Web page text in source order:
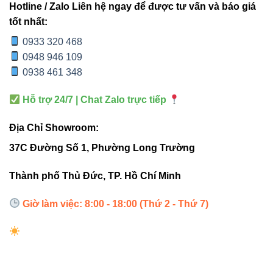
gọn – chính xác
đúng vị trí.
Kiểm tra lại bằng tay để đảm bảo không bị lỏng.
Mẹo kỹ thuật: Khi lắp đặt đèn rọi ray nam châm, hãy
ưu!
Hotline / Zalo Liên hệ ngay để được tư vấn và báo giá
tốt nhất:
0933 320 468
0948 946 109
0938 461 348
Hỗ trợ 24/7 | Chat Zalo trực tiếp
Địa Chỉ Showroom:
37C Đường Số 1, Phường Long Trường
Thành phố Thủ Đức, TP. Hồ Chí Minh
Giờ làm việc: 8:00 - 18:00 (Thứ 2 - Thứ 7)